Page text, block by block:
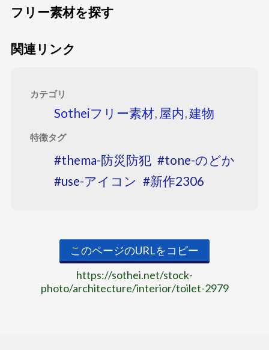
フリー素材を探す
関連リンク
カテゴリ
Sotheiフリー素材, 屋内,建物
特徴タグ
thema-防災防犯
tone-のどか
use-アイコン
新作2306
このページのURLをコピー
https://sothei.net/stock-
photo/architecture/interior/toilet-2979